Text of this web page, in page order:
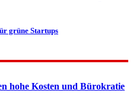
grüne Startups
hohe Kosten und Bürokratie